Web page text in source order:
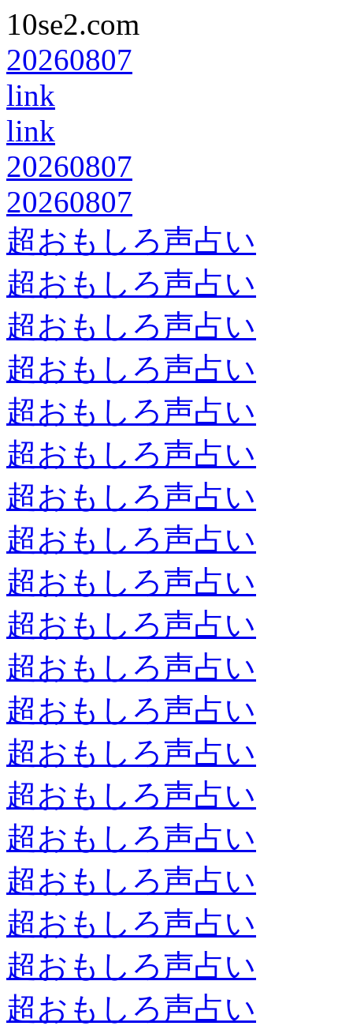
10se2.com
20260807
link
link
20260807
20260807
超おもしろ声占い
超おもしろ声占い
超おもしろ声占い
超おもしろ声占い
超おもしろ声占い
超おもしろ声占い
超おもしろ声占い
超おもしろ声占い
超おもしろ声占い
超おもしろ声占い
超おもしろ声占い
超おもしろ声占い
超おもしろ声占い
超おもしろ声占い
超おもしろ声占い
超おもしろ声占い
超おもしろ声占い
超おもしろ声占い
超おもしろ声占い